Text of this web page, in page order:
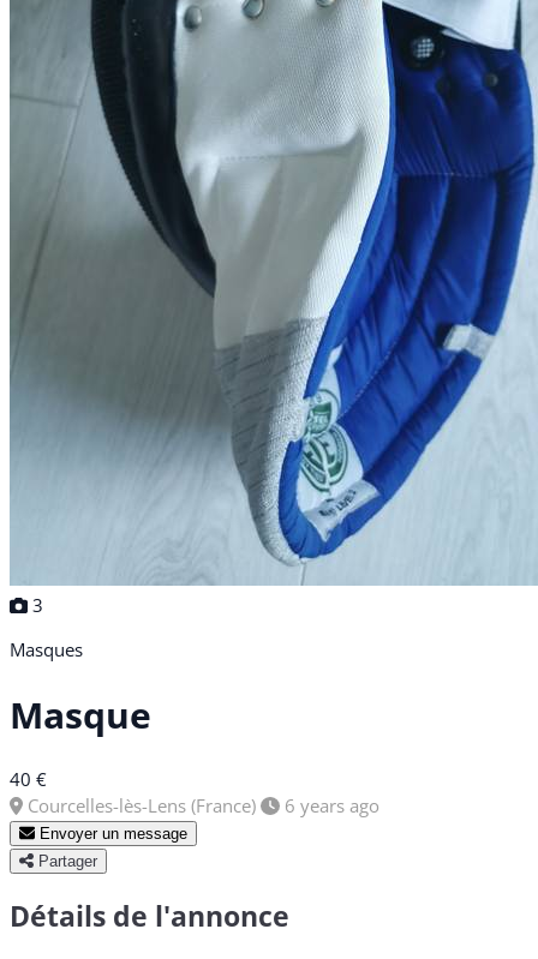
3
Masques
Masque
40 €
Courcelles-lès-Lens (France)
6 years ago
Envoyer un message
Partager
Détails de l'annonce